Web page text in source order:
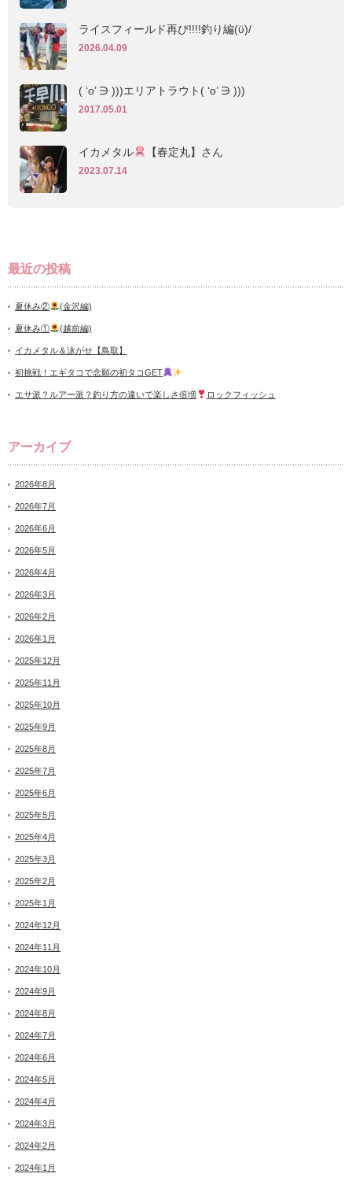
ライスフィールド再び!!!!釣り編(ϋ)/
2026.04.09
( ‘o’ ∋ )))エリアトラウト( ‘o’ ∋ )))
2017.05.01
イカメタル 【春定丸】さん
2023.07.14
最近の投稿
夏休み② (金沢編)
夏休み① (越前編)
イカメタル＆泳がせ【鳥取】
初挑戦！エギタコで念願の初タコGET
エサ派？ルアー派？釣り方の違いで楽しさ倍増 ロックフィッシュ
アーカイブ
2026年8月
2026年7月
2026年6月
2026年5月
2026年4月
2026年3月
2026年2月
2026年1月
2025年12月
2025年11月
2025年10月
2025年9月
2025年8月
2025年7月
2025年6月
2025年5月
2025年4月
2025年3月
2025年2月
2025年1月
2024年12月
2024年11月
2024年10月
2024年9月
2024年8月
2024年7月
2024年6月
2024年5月
2024年4月
2024年3月
2024年2月
2024年1月